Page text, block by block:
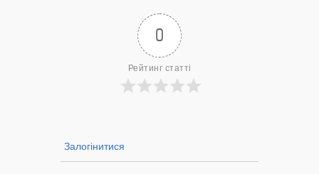
0
Рейтинг статті
Залогінитися